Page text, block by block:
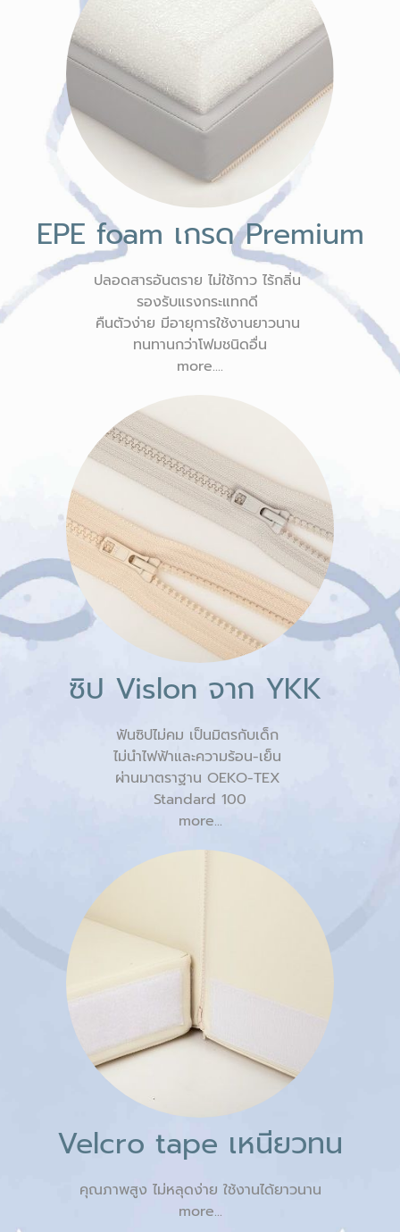
EPE foam เกรด Premium
ปลอดสารอันตราย ไม่ใช้กาว ไร้กลิ่น
รองรับแรงกระแทกดี
คืนตัวง่าย มีอายุการใช้งานยาวนาน
ทนทานกว่าโฟมชนิดอื่น
more....
ซิป Vislon จาก YKK
ฟันซิปไม่คม เป็นมิตรกับเด็ก
ไม่นำไฟฟ้าและความร้อน-เย็น
ผ่านมาตราฐาน OEKO-TEX
Standard 100
more...
Velcro tape เหนียวทน
คุณภาพสูง ไม่หลุดง่าย ใช้งานได้ยาวนาน
more...